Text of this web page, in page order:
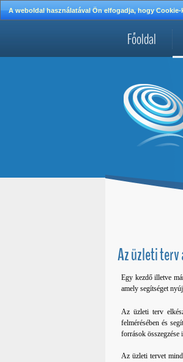
A weboldal használatával Ön elfogadja, hogy
Főoldal
Az üzleti
Egy kezdő illetve
amely segítséget
Az üzleti terv
felmérésében és
források összegzése
Az üzleti tervet